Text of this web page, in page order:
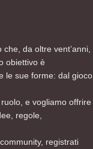
da oltre vent’anni,
obiettivo è
le sue forme: dal gioco
e vogliamo offrire
regole,
registrati